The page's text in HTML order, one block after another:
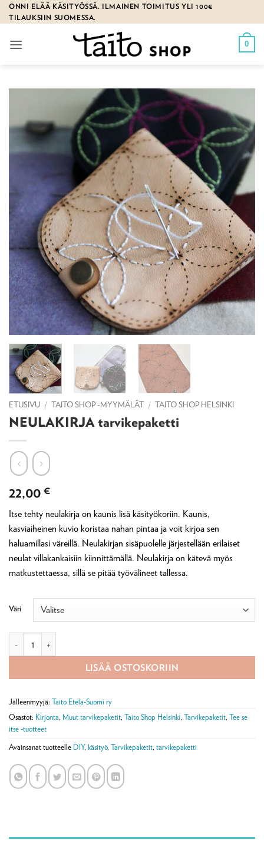
Skip
to
ONNI ELÄÄ KÄSITYÖSSÄ. ILMAINEN TOIMITUS YLI 100€
TILAUKSIIN SUOMESSA.
0
ETUSIVU / TAITO SHOP -MYYMÄLÄT / TAITO SHOP HELSINKI
NEULAKIRJA tarvikepaketti
22,00 €
Itse tehty neulakirja on kaunis lisä käsityökoriin. Kaunis,
kasviaiheinen kuvio koristaa nahan pintaa ja voit kirjoa sen
haluamillasi väreillä. Neulakirjan sisäpuolelle järjestellään erilaiset
neulat villakankaisiin kiinnittämällä. Neulakirja on kätevä myös
matkustettaessa, sillä se pitää työvälineet tallessa.
Väri
LISÄÄ OSTOSKORIIN
Jälleenmyyjä: Taito Etela-Suomi ry
Osastot: Kirjonta, Muut tarvikepaketit, Taito Shop Helsinki, Tarvikepaketit, Tee se
itse -tuotteet
Avainsanat tuotteelle DIY, käsityö, Tarvikepaketit, tarvikepaketti